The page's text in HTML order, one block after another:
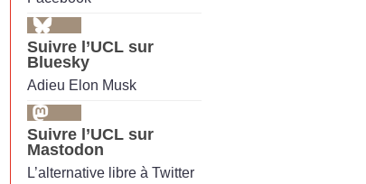
Suivre l’UCL sur
Bluesky
Adieu Elon Musk
Suivre l’UCL sur
Mastodon
L’alternative libre à Twitter